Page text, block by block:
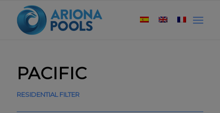
PACIFIC
RESIDENTIAL FILTER